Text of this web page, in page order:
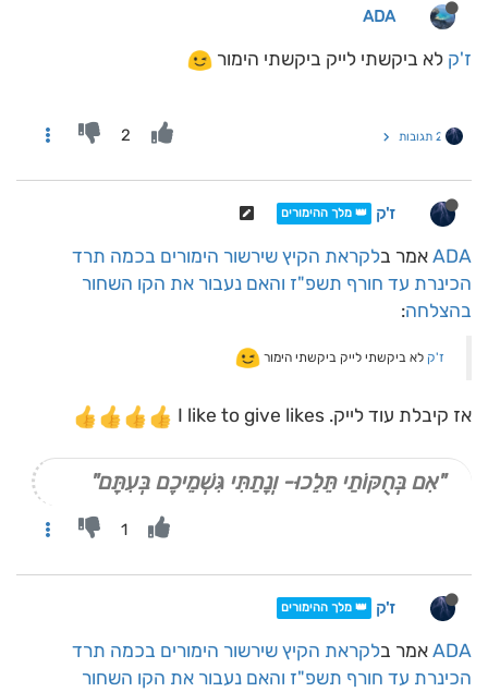
ADA
ז'ק לא ביקשתי לייק ביקשתי הימור
2 תגובות 2
ז'ק 👑 מלך ההימורים
ADA אמר בלקראת הקיץ שירשור הימורים בכמה תרד
הכינרת עד חורף תשפ"ז והאם נעבור את הקו השחור
בהצלחה:
ז'ק לא ביקשתי לייק ביקשתי הימור
אז קיבלת עוד לייק. I like to give likes
"אִם בְּחֻקּוֹתַי תֵּלֵכוּ- וְנָתַתִּי גִּשְׁמֵיכֶם בְּעִתָּם"
1
ז'ק 👑 מלך ההימורים
ADA אמר בלקראת הקיץ שירשור הימורים בכמה תרד
הכינרת עד חורף תשפ"ז והאם נעבור את הקו השחור